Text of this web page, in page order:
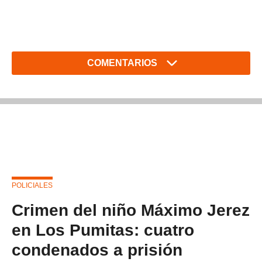
COMENTARIOS